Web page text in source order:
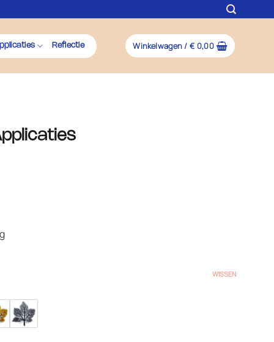
Reflectie Winkelwagen / € 0,00
WISSEN